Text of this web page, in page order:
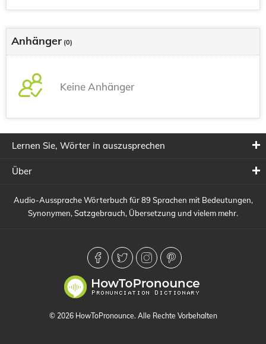
Anhänger (0)
Keine Anhänger
Lernen Sie, Wörter in auszusprechen
Über
Audio-Aussprache Wörterbuch für 89 Sprachen mit Bedeutungen,
Synonymen, Satzgebrauch, Übersetzung und vielem mehr.
© 2026 HowToPronounce. Alle Rechte Vorbehalten